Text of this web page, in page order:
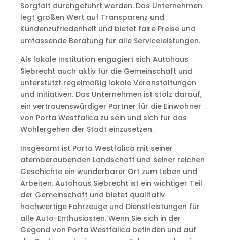
Sorgfalt durchgeführt werden. Das Unternehmen
legt großen Wert auf Transparenz und
Kundenzufriedenheit und bietet faire Preise und
umfassende Beratung für alle Serviceleistungen.
Als lokale Institution engagiert sich Autohaus
Siebrecht auch aktiv für die Gemeinschaft und
unterstützt regelmäßig lokale Veranstaltungen
und Initiativen. Das Unternehmen ist stolz darauf,
ein vertrauenswürdiger Partner für die Einwohner
von Porta Westfalica zu sein und sich für das
Wohlergehen der Stadt einzusetzen.
Insgesamt ist Porta Westfalica mit seiner
atemberaubenden Landschaft und seiner reichen
Geschichte ein wunderbarer Ort zum Leben und
Arbeiten. Autohaus Siebrecht ist ein wichtiger Teil
der Gemeinschaft und bietet qualitativ
hochwertige Fahrzeuge und Dienstleistungen für
alle Auto-Enthusiasten. Wenn Sie sich in der
Gegend von Porta Westfalica befinden und auf